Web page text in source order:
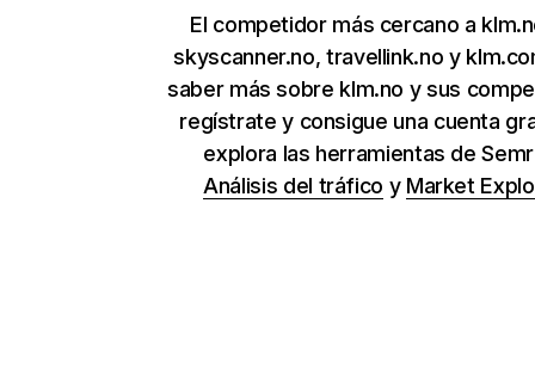
El competidor más cercano a
skyscanner.no, travellink.no y
saber más sobre klm.no y sus
regístrate y consigue una cuenta
explora las herramientas de
Análisis del tráfico y Market